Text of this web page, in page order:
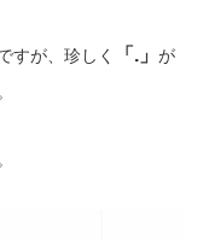
すが、珍しく 「.」 が